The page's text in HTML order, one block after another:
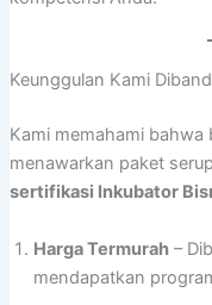
Keunggulan Kami
Kami memahami
menawarkan paket
sertifikasi Inkubator
Harga Termurah–
mendapatkan